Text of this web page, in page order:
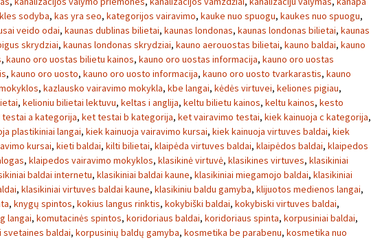
sodyba, kas yra seo, kategorijos vairavimo, kauke nuo spuogu, kaukes nuo spuogu,
veido odai, kaunas dublinas bilietai, kaunas londonas, kaunas londonas bilietai, kaunas
skrydziai, kaunas londonas skrydziai, kauno aerouostas bilietai, kauno baldai, kauno
, kauno oro uostas bilietu kainos, kauno oro uostas informacija, kauno oro uostas
, kauno oro uosto, kauno oro uosto informacija, kauno oro uosto tvarkarastis, kauno
, kazlausko vairavimo mokykla, kbe langai, kėdės virtuvei, keliones pigiau,
, kelioniu bilietai lektuvu, keltas i anglija, keltu bilietu kainos, keltu kainos, kesto
a kategorija, ket testai b kategorija, ket vairavimo testai, kiek kainuoja c kategorija,
plastikiniai langai, kiek kainuoja vairavimo kursai, kiek kainuoja virtuves baldai, kiek
kursai, kieti baldai, kilti bilietai, klaipėda virtuves baldai, klaipėdos baldai, klaipedos
, klaipedos vairavimo mokyklos, klasikinė virtuvė, klasikines virtuves, klasikiniai
baldai internetu, klasikiniai baldai kaune, klasikiniai miegamojo baldai, klasikiniai
, klasikiniai virtuves baldai kaune, klasikiniu baldu gamyba, klijuotos medienos langai,
, knygų spintos, kokius langus rinktis, kokybiški baldai, kokybiski virtuves baldai,
langai, komutacinės spintos, koridoriaus baldai, koridoriaus spinta, korpusiniai baldai,
svetaines baldai, korpusinių baldų gamyba, kosmetika be parabenu, kosmetika nuo